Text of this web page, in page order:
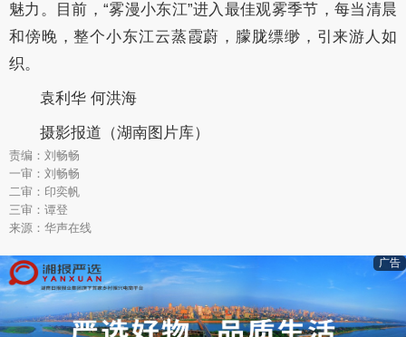
魅力。目前，“雾漫小东江”进入最佳观雾季节，每当清晨
和傍晚，整个小东江云蒸霞蔚，朦胧缥缈，引来游人如
织。
袁利华 何洪海
摄影报道（湖南图片库）
责编：刘畅畅
一审：刘畅畅
二审：印奕帆
三审：谭登
来源：华声在线
广告